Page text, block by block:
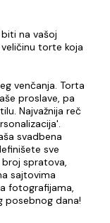
na vašoj
torte koja
venčanja. Torta
proslave, pa
Najvažnija reč
svadbena
sve
spratova,
sajtovima
fotografijama,
posebnog dana!